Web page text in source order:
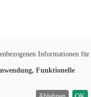
DE
Informationen für
Funktionelle